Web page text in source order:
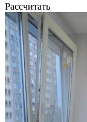
Рассчитать